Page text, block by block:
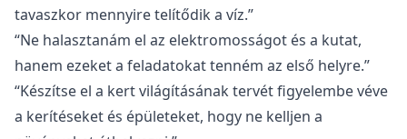
tavaszkor mennyire telítődik a víz.”
“Ne halasztanám el az elektromosságot és a kutat,
hanem ezeket a feladatokat tenném az első helyre.”
“Készítse el a kert világításának tervét figyelembe véve
a kerítéseket és épületeket, hogy ne kelljen a